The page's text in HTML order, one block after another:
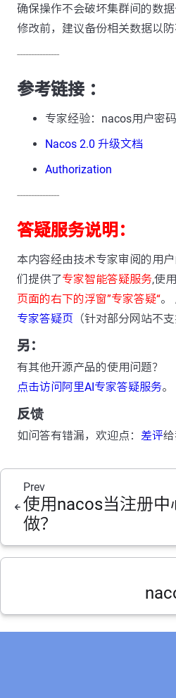
确保操作不会破坏集群间的数
修改前，建议备份相关数据以防
---------------
参考链接 ：
专家经验：nacos用户密
Nacos 2.0 升级文档
Authorization
---------------
答疑服务说明：
本内容经由技术专家审阅的用
们提供了专家智能答疑服务,使
页面的右下的浮窗”专家答疑“。
专家答疑页 （针对部分网站不
另：
有其他开源产品的使用问题？
点击访问阿里AI专家答疑服务。
反馈
如问答有错漏，欢迎点： 差评给
Prev
使用nacos当注册中
做？